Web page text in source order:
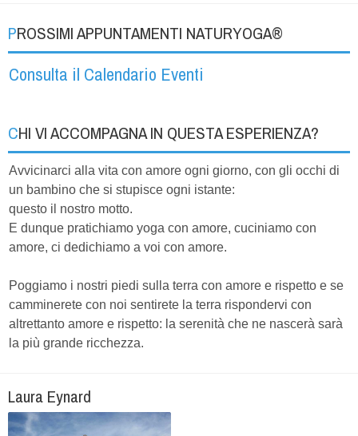
PROSSIMI APPUNTAMENTI NATURYOGA®
Consulta il Calendario Eventi
CHI VI ACCOMPAGNA IN QUESTA ESPERIENZA?
Avvicinarci alla vita con amore ogni giorno, con gli occhi di
un bambino che si stupisce ogni istante:
questo il nostro motto.
E dunque pratichiamo yoga con amore, cuciniamo con
amore, ci dedichiamo a voi con amore.
Poggiamo i nostri piedi sulla terra con amore e rispetto e se
camminerete con noi sentirete la terra rispondervi con
altrettanto amore e rispetto: la serenità che ne nascerà sarà
la più grande ricchezza.
Laura Eynard